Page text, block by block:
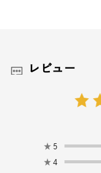
レビュー
★ 5
★ 4